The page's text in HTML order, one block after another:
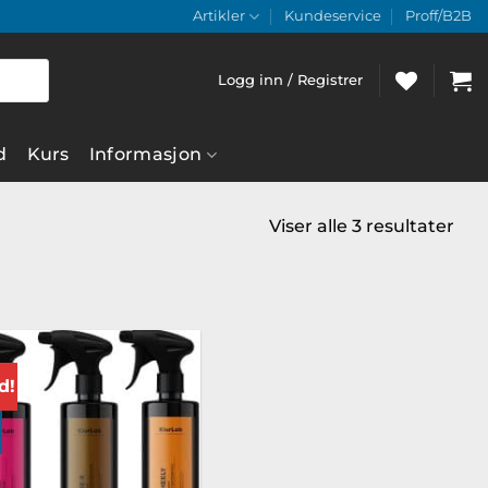
Artikler Kundeservice Proff/B2B
Logg inn / Registrer
Kurs Informasjon
Viser alle 3 resultater
Legg til
ønskeliste